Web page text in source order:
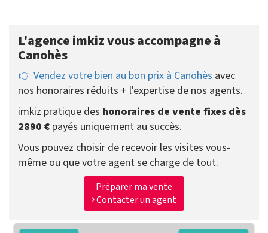
L'agence imkiz vous accompagne à
Canohès
👉 Vendez votre bien au bon prix à Canohès avec
nos honoraires réduits + l'expertise de nos agents.
imkiz pratique des honoraires de vente fixes dès
2890 € payés uniquement au succès.
Vous pouvez choisir de recevoir les visites vous-
même ou que votre agent se charge de tout.
Préparer ma vente
Contacter un agent